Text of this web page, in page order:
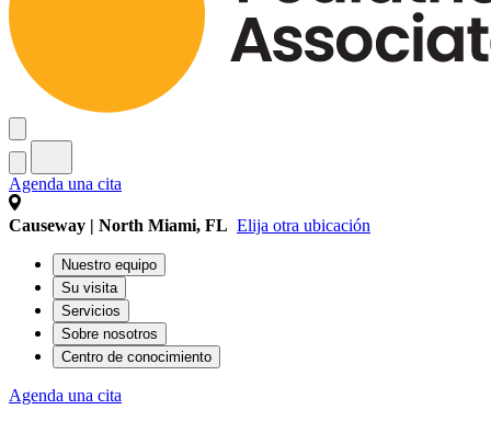
Agenda una cita
Causeway | North Miami, FL Elija otra ubicación
Nuestro equipo
Su visita
Servicios
Sobre nosotros
Centro de conocimiento
Agenda una cita